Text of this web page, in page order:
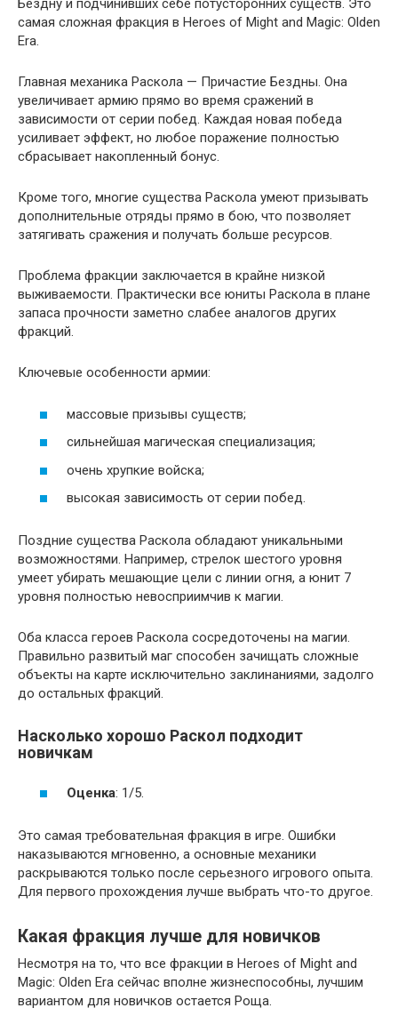
Бездну и подчинивших себе потусторонних существ. Это
самая сложная фракция в Heroes of Might and Magic: Olden
Era.
Главная механика Раскола — Причастие Бездны. Она
увеличивает армию прямо во время сражений в
зависимости от серии побед. Каждая новая победа
усиливает эффект, но любое поражение полностью
сбрасывает накопленный бонус.
Кроме того, многие существа Раскола умеют призывать
дополнительные отряды прямо в бою, что позволяет
затягивать сражения и получать больше ресурсов.
Проблема фракции заключается в крайне низкой
выживаемости. Практически все юниты Раскола в плане
запаса прочности заметно слабее аналогов других
фракций.
Ключевые особенности армии:
массовые призывы существ;
сильнейшая магическая специализация;
очень хрупкие войска;
высокая зависимость от серии побед.
Поздние существа Раскола обладают уникальными
возможностями. Например, стрелок шестого уровня
умеет убирать мешающие цели с линии огня, а юнит 7
уровня полностью невосприимчив к магии.
Оба класса героев Раскола сосредоточены на магии.
Правильно развитый маг способен зачищать сложные
объекты на карте исключительно заклинаниями, задолго
до остальных фракций.
Насколько хорошо Раскол подходит
новичкам
Оценка: 1/5.
Это самая требовательная фракция в игре. Ошибки
наказываются мгновенно, а основные механики
раскрываются только после серьезного игрового опыта.
Для первого прохождения лучше выбрать что-то другое.
Какая фракция лучше для новичков
Несмотря на то, что все фракции в Heroes of Might and
Magic: Olden Era сейчас вполне жизнеспособны, лучшим
вариантом для новичков остается Роща.